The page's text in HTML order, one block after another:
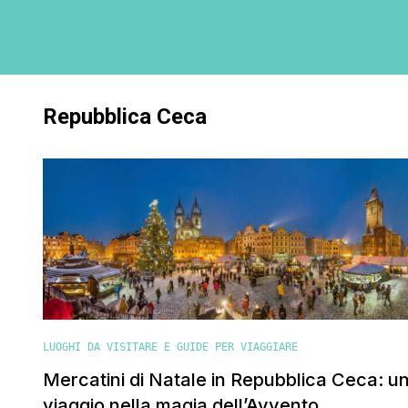
Repubblica Ceca
LUOGHI DA VISITARE E GUIDE PER VIAGGIARE
Mercatini di Natale in Repubblica Ceca: